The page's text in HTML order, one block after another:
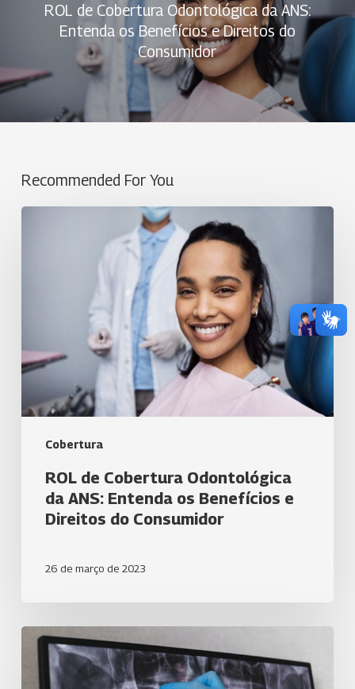
ROL de Cobertura Odontológica da ANS:
Entenda os Benefícios e Direitos do
Consumidor
Recommended For You
Cobertura
ROL
Odontológica
os
Benefícios
e
Consumidor
ROL de Cobertura Odontológica
da ANS: Entenda os Benefícios e
Direitos do Consumidor
26 de março de 2023
Tratamento
de
canal: